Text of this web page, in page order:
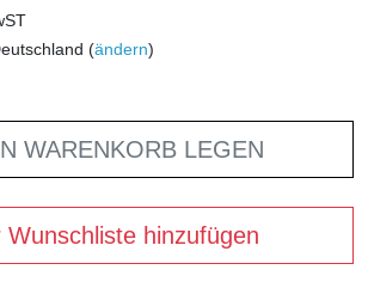
(ändern)
WARENKORB LEGEN
Wunschliste hinzufügen